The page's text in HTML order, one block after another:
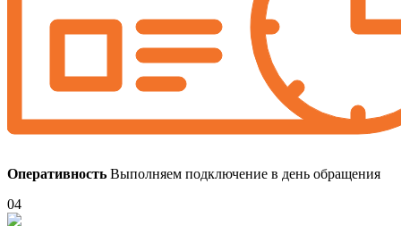
Оперативность Выполняем подключение в день обращения
04